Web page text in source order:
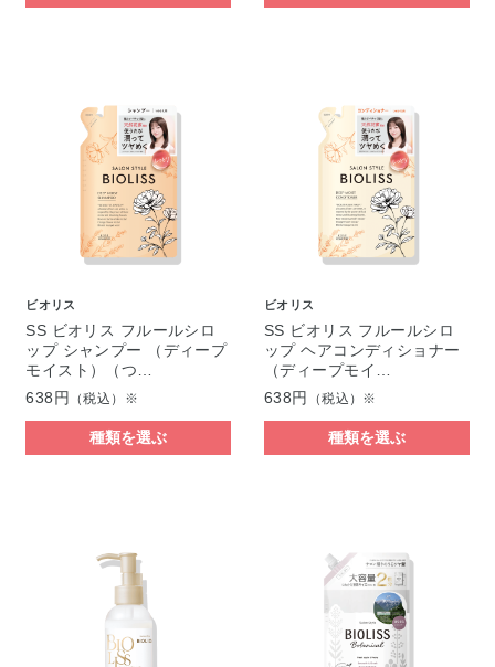
ビオリス
SS ビオリス フルールシロ
ップ シャンプー （ディープ
モイスト）（つ…
638円
（税込）※
種類を選ぶ
ビオリス
SS ビオリス フルールシロ
ップ ヘアコンディショナー
（ディープモイ…
638円
（税込）※
種類を選ぶ